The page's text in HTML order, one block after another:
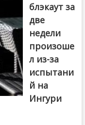
блэкаут за
две
недели
произоше
л из-за
испытани
й на
Ингури